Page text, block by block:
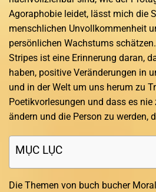
Agoraphobie leidet, lässt mich die
menschlichen Unvollkommenheit
persönlichen Wachstums
Stripes ist eine Erinnerung daran,
haben, positive Veränderungen in
und in der Welt um uns herum zu
Poetikvorlesungen und dass es
ändern und die Person zu werden,
MỤC LỤC
Die Themen von buch bucher